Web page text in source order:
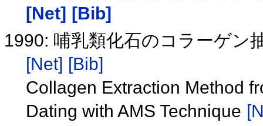
[Net] [Bib]
1990: 哺乳類化石のコラーゲン
[Net] [Bib]
Collagen Extraction Method
Dating with AMS Technique